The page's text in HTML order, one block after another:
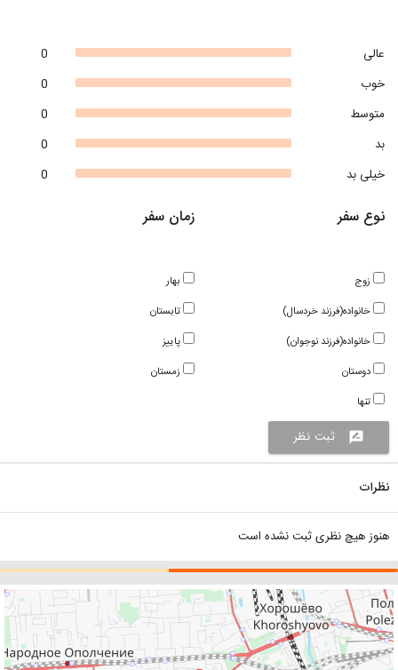
0
عالی
0
خوب
0
متوسط
0
بد
0
خیلی بد
زمان سفر
بهار
تابستان
پاییز
زمستان
نوع سفر
زوج
خانواده(فرزند خردسال)
خانواده(فرزند نوجوان)
دوستان
تنها
rate_review ثبت نظر
نظرات
هنوز هیچ نظری ثبت نشده است